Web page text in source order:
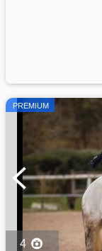
PREMIUM
4